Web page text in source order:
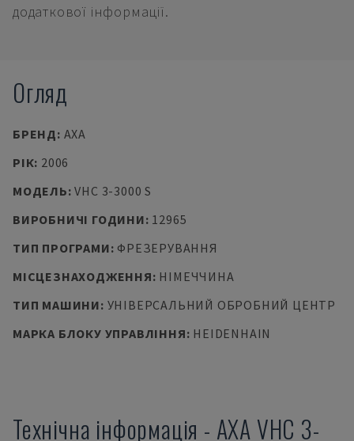
додаткової інформації.
Огляд
БРЕНД: AXA
РІК: 2006
МОДЕЛЬ:VHC 3-3000 S
ВИРОБНИЧІ ГОДИНИ: 12965
ТИП ПРОГРАМИ: ФРЕЗЕРУВАННЯ
МІСЦЕЗНАХОДЖЕННЯ: НІМЕЧЧИНА
ТИП МАШИНИ: УНІВЕРСАЛЬНИЙ ОБРОБНИЙ ЦЕНТР
МАРКА БЛОКУ УПРАВЛІННЯ: HEIDENHAIN
Технічна інформація - AXA VHC 3-